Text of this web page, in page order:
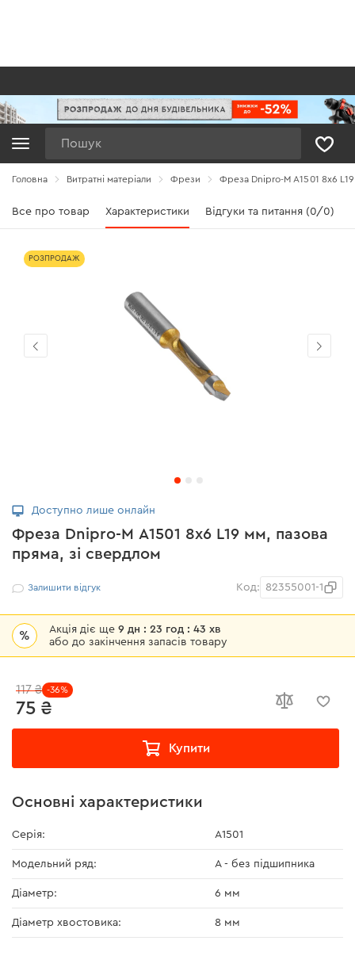
Головна Витратні матеріали Фрези Фреза Dnipro-M А1501 8x6
Все про товар Характеристики Відгуки та питання (0/0)
Фреза Dnipro-M А1501 8x6 L19 мм, пазова
пряма, зі свердлом
Залишити відгук Код: 82355001-1
% Акція діє ще9 дн : 23 год : 43 хв
або до закінчення запасів товару
75 ₴
117 ₴ -36%
Купити
Доступно лише онлайн
Основні характеристики
Серія: А1501
Модельний ряд: А - без підшипника
Діаметр: 6 мм
Діаметр хвостовика: 8 мм
РОЗПРОДАЖ